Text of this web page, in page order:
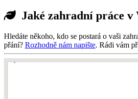
Jaké zahradní práce
Hledáte někoho, kdo se postará o vaši
přání? Rozhodně nám napište. Rádi vám